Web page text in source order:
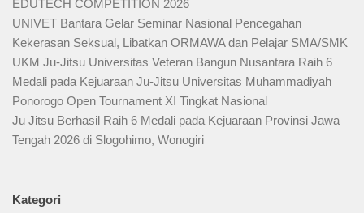
EDUTECH COMPETITION 2026
UNIVET Bantara Gelar Seminar Nasional Pencegahan
Kekerasan Seksual, Libatkan ORMAWA dan Pelajar SMA/SMK
UKM Ju-Jitsu Universitas Veteran Bangun Nusantara Raih 6
Medali pada Kejuaraan Ju-Jitsu Universitas Muhammadiyah
Ponorogo Open Tournament XI Tingkat Nasional
Ju Jitsu Berhasil Raih 6 Medali pada Kejuaraan Provinsi Jawa
Tengah 2026 di Slogohimo, Wonogiri
Kategori